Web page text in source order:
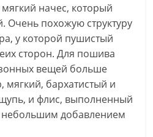
начес, который
Очень похожую структуру
у которой пушистый
сторон. Для пошива
вещей больше
мягкий, бархатистый и
и флис, выполненный
небольшим добавлением